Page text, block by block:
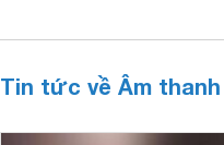
Tin tức về Âm